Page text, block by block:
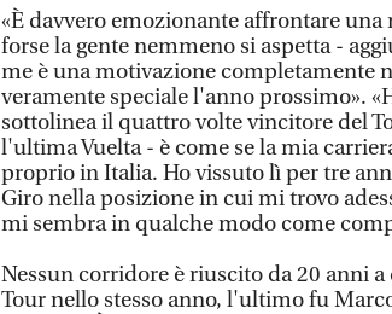
«È davvero emozionante affrontare una
forse la gente nemmeno si aspetta -
me è una motivazione completamente
veramente speciale l'anno prossimo».
sottolinea il quattro volte vincitore del
l'ultima Vuelta - è come se la mia
proprio in Italia. Ho vissuto lì per tre
Giro nella posizione in cui mi trovo
mi sembra in qualche modo come
Nessun corridore è riuscito da 20 anni
Tour nello stesso anno, l'ultimo fu